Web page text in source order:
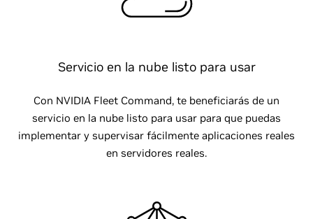
Servicio en la nube listo para usar
Con NVIDIA Fleet Command, te beneficiarás de un
servicio en la nube listo para usar para que puedas
implementar y supervisar fácilmente aplicaciones reales
en servidores reales.